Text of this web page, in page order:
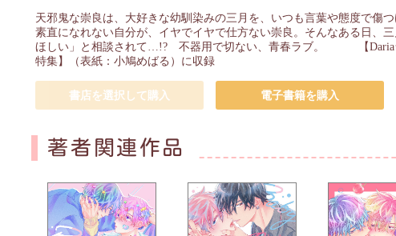
天邪鬼な崇良は、大好きな幼馴染みの三月を、いつも言葉や態度で傷
素直になれない自分が、イヤでイヤで仕方ない崇良。そんなある日、
ほしい」と相談されて…!? 不器用で切ない、青春ラブ。 【Daria
特集】（表紙：小鳩めばる）に収録
書店を選択して購入 電子書籍を購入
著者関連作品